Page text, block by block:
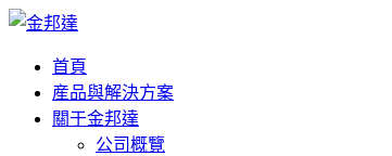
首頁
産品與解決方案
關于金邦達
公司概覽